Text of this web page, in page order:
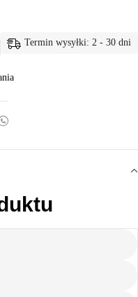
Termin wysyłki: 2 - 30 dni